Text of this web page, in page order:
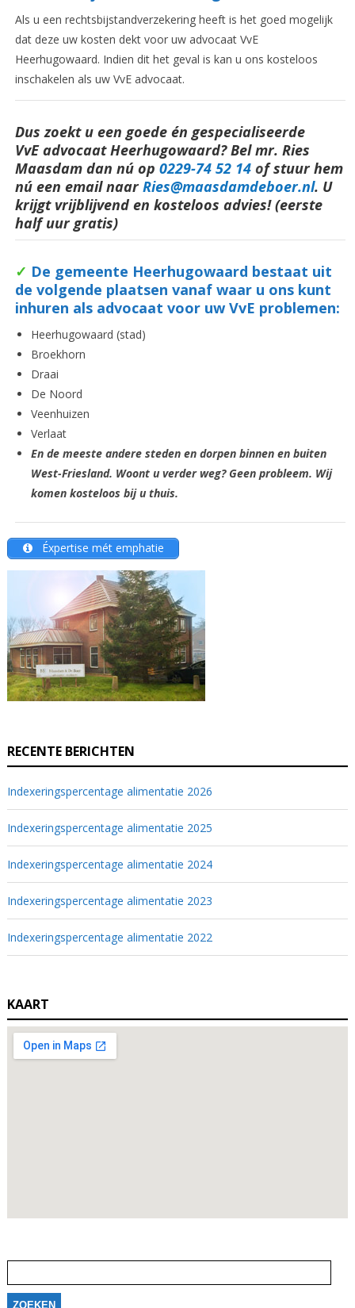
Als u een rechtsbijstandverzekering heeft is het goed mogelijk
dat deze uw kosten dekt voor uw advocaat VvE
Heerhugowaard. Indien dit het geval is kan u ons kosteloos
inschakelen als uw VvE advocaat.
Dus zoekt u een goede én gespecialiseerde
VvE advocaat Heerhugowaard? Bel mr. Ries
Maasdam dan nú op 0229-74 52 14of stuur hem
nú een email naar Ries@maasdamdeboer.nl. U
krijgt vrijblijvend en kosteloos advies! (eerste
half uur gratis)
✓ De gemeente Heerhugowaard bestaat uit
de volgende plaatsen vanaf waar u ons kunt
inhuren als advocaat voor uw VvE problemen:
Heerhugowaard (stad)
Broekhorn
Draai
De Noord
Veenhuizen
Verlaat
En de meeste andere steden en dorpen binnen en buiten
West-Friesland. Woont u verder weg? Geen probleem. Wij
komen kosteloos bij u thuis.
Éxpertise mét emphatie
RECENTE BERICHTEN
Indexeringspercentage alimentatie 2026
Indexeringspercentage alimentatie 2025
Indexeringspercentage alimentatie 2024
Indexeringspercentage alimentatie 2023
Indexeringspercentage alimentatie 2022
KAART
naar: